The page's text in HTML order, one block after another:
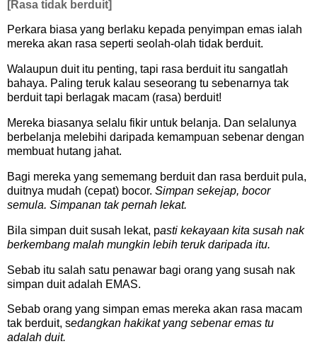
[Rasa tidak berduit]
Perkara biasa yang berlaku kepada penyimpan emas ialah
mereka akan rasa seperti seolah-olah tidak berduit.
Walaupun duit itu penting, tapi rasa berduit itu sangatlah
bahaya. Paling teruk kalau seseorang tu sebenarnya tak
berduit tapi berlagak macam (rasa) berduit!
Mereka biasanya selalu fikir untuk belanja. Dan selalunya
berbelanja melebihi daripada kemampuan sebenar dengan
membuat hutang jahat.
Bagi mereka yang sememang berduit dan rasa berduit pula,
duitnya mudah (cepat) bocor. Simpan sekejap, bocor
semula. Simpanan tak pernah lekat.
Bila simpan duit susah lekat, pasti kekayaan kita susah nak
berkembang malah mungkin lebih teruk daripada itu.
Sebab itu salah satu penawar bagi orang yang susah nak
simpan duit adalah EMAS.
Sebab orang yang simpan emas mereka akan rasa macam
tak berduit, sedangkan hakikat yang sebenar emas tu
adalah duit.